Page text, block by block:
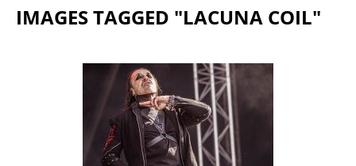
IMAGES TAGGED "LACUNA COIL"